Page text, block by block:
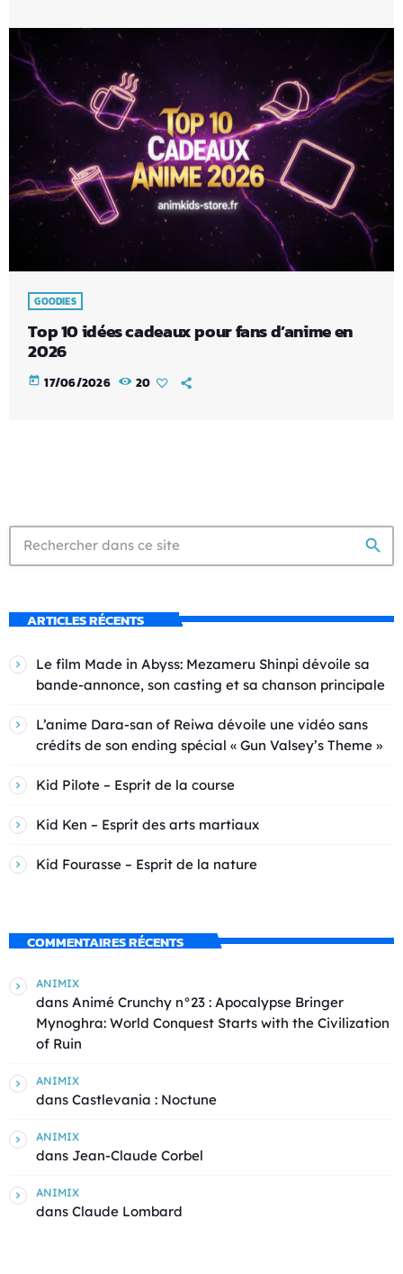
GOODIES
Top 10 idées cadeaux pour fans d’anime en
2026
today 17/06/2026 20
search
ARTICLES RÉCENTS
Le film Made in Abyss: Mezameru Shinpi dévoile sa
bande-annonce, son casting et sa chanson principale
L’anime Dara-san of Reiwa dévoile une vidéo sans
crédits de son ending spécial « Gun Valsey’s Theme »
Kid Pilote – Esprit de la course
Kid Ken – Esprit des arts martiaux
Kid Fourasse – Esprit de la nature
COMMENTAIRES RÉCENTS
ANIMIX
dans Animé Crunchy n°23 : Apocalypse Bringer
Mynoghra: World Conquest Starts with the Civilization
of Ruin
ANIMIX
dans Castlevania : Noctune
ANIMIX
dans Jean-Claude Corbel
ANIMIX
dans Claude Lombard